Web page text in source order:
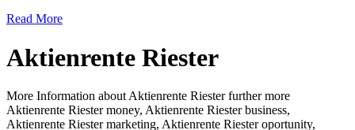
Read More
Aktienrente Riester
More Information about Aktienrente Riester further more
Aktienrente Riester money, Aktienrente Riester business,
Aktienrente Riester marketing, Aktienrente Riester oportunity,